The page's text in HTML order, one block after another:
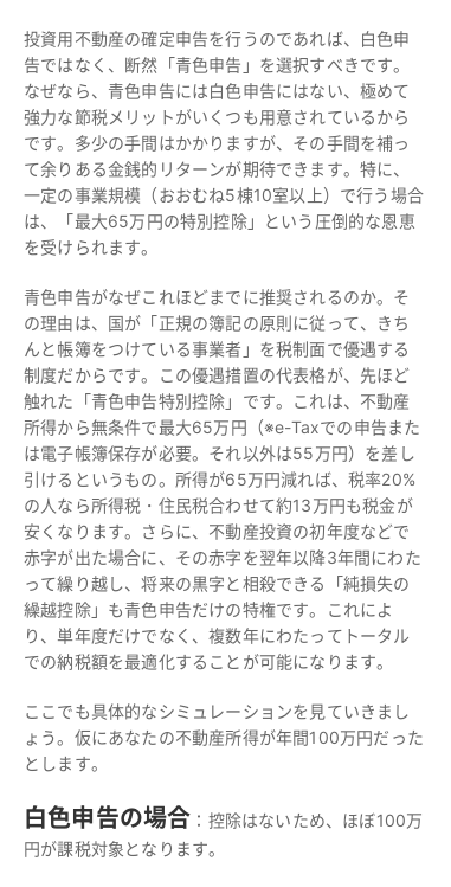
投資用不動産の確定申告を行うのであれば、白色申
告ではなく、断然「青色申告」を選択すべきです。
なぜなら、青色申告には白色申告にはない、極めて
強力な節税メリットがいくつも用意されているから
です。多少の手間はかかりますが、その手間を補っ
て余りある金銭的リターンが期待できます。特に、
一定の事業規模（おおむね5棟10室以上）で行う場合
は、「最大65万円の特別控除」という圧倒的な恩恵
を受けられます。
青色申告がなぜこれほどまでに推奨されるのか。そ
の理由は、国が「正規の簿記の原則に従って、きち
んと帳簿をつけている事業者」を税制面で優遇する
制度だからです。この優遇措置の代表格が、先ほど
触れた「青色申告特別控除」です。これは、不動産
所得から無条件で最大65万円（※e-Taxでの申告また
は電子帳簿保存が必要。それ以外は55万円）を差し
引けるというもの。所得が65万円減れば、税率20%
の人なら所得税・住民税合わせて約13万円も税金が
安くなります。さらに、不動産投資の初年度などで
赤字が出た場合に、その赤字を翌年以降3年間にわた
って繰り越し、将来の黒字と相殺できる「純損失の
繰越控除」も青色申告だけの特権です。これによ
り、単年度だけでなく、複数年にわたってトータル
での納税額を最適化することが可能になります。
ここでも具体的なシミュレーションを見ていきまし
ょう。仮にあなたの不動産所得が年間100万円だった
とします。
白色申告の場合 ：控除はないため、ほぼ100万
円が課税対象となります。